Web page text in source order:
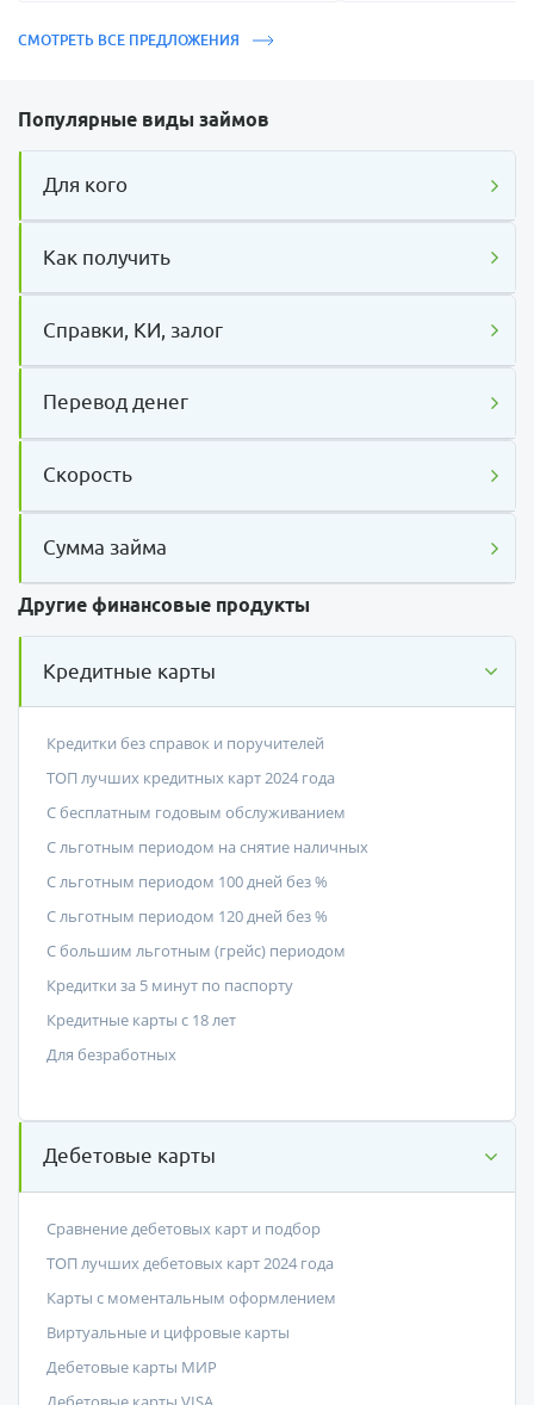
СМОТРЕТЬ ВСЕ ПРЕДЛОЖЕНИЯ
Популярные виды займов
Для кого
Как получить
Справки, КИ, залог
Перевод денег
Скорость
Сумма займа
Другие финансовые продукты
Кредитные карты
Кредитки без справок и поручителей
ТОП лучших кредитных карт 2024 года
С бесплатным годовым обслуживанием
С льготным периодом на снятие наличных
С льготным периодом 100 дней без %
С льготным периодом 120 дней без %
С большим льготным (грейс) периодом
Кредитки за 5 минут по паспорту
Кредитные карты с 18 лет
Для безработных
Дебетовые карты
Сравнение дебетовых карт и подбор
ТОП лучших дебетовых карт 2024 года
Карты с моментальным оформлением
Виртуальные и цифровые карты
Дебетовые карты МИР